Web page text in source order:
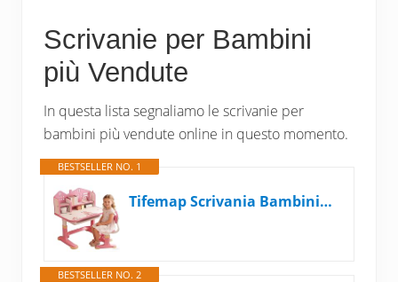
Scrivanie per Bambini
più Vendute
In questa lista segnaliamo le scrivanie per
bambini più vendute online in questo momento.
BESTSELLER NO. 1
Tifemap Scrivania Bambini, Sedia Scrivania Bambina, Scrivania per Bambini Con Cassetto, Scrivania Bambino Altezza Regolabile (Rosa-a)
BESTSELLER NO. 2